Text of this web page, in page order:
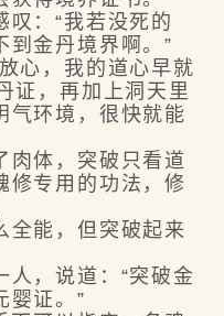
：“我若没死的
到金丹境界啊。”
，我的道心早就
证，再加上洞天里
气环境，很快就能
体，突破只看道
修专用的功法，修
能，但突破起来
，说道：“突破金
婴证。”